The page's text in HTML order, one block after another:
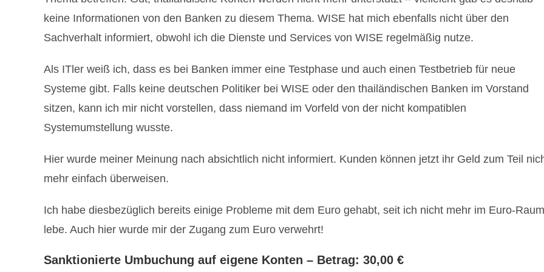
keine Informationen von den Banken zu diesem Thema. WISE hat mich ebenfalls nicht über den
Sachverhalt informiert, obwohl ich die Dienste und Services von WISE regelmäßig nutze.
Als ITler weiß ich, dass es bei Banken immer eine Testphase und auch einen Testbetrieb für neue
Systeme gibt. Falls keine deutschen Politiker bei WISE oder den thailändischen Banken im Vorstand
sitzen, kann ich mir nicht vorstellen, dass niemand im Vorfeld von der nicht kompatiblen
Systemumstellung wusste.
Hier wurde meiner Meinung nach absichtlich nicht informiert. Kunden können jetzt ihr Geld zum Teil
mehr einfach überweisen.
Ich habe diesbezüglich bereits einige Probleme mit dem Euro gehabt, seit ich nicht mehr im Euro-Raum
lebe. Auch hier wurde mir der Zugang zum Euro verwehrt!
Sanktionierte Umbuchung auf eigene Konten – Betrag: 30,00 €